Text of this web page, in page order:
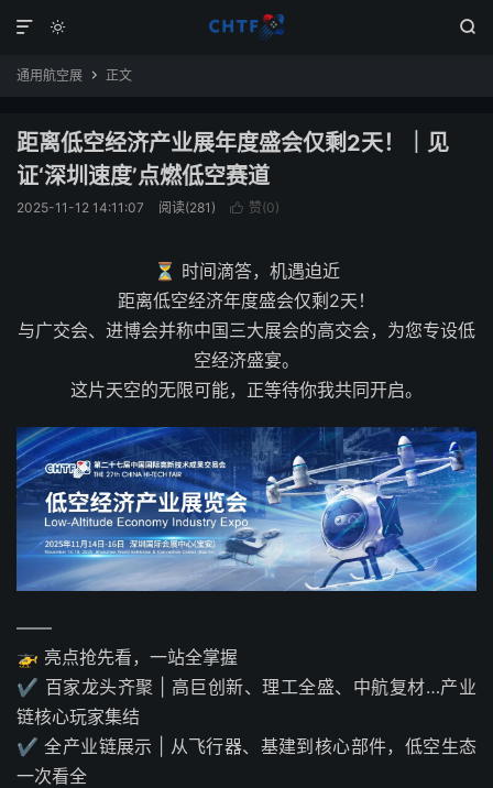
 

通用航空展  正文
距离低空经济产业展年度盛会仅剩2天！｜见
证‘深圳速度’点燃低空赛道
2025-11-12 14:11:07 阅读(281)  赞(0)
⏳ 时间滴答，机遇迫近
距离低空经济年度盛会仅剩2天！
与广交会、进博会并称中国三大展会的高交会，为您专设低
空经济盛宴。
这片天空的无限可能，正等待你我共同开启。
——
🚁 亮点抢先看，一站全掌握
✔️ 百家龙头齐聚 | 高巨创新、理工全盛、中航复材…产业
链核心玩家集结
✔️ 全产业链展示 | 从飞行器、基建到核心部件，低空生态
一次看全